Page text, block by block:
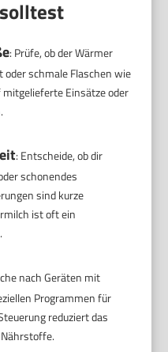
: Prüfe, ob der Wärmer
schmale Flaschen wie
Einsätze oder
: Entscheide, ob dir
schonendes
sind kurze
ist oft ein
nach Geräten mit
Programmen für
reduziert das